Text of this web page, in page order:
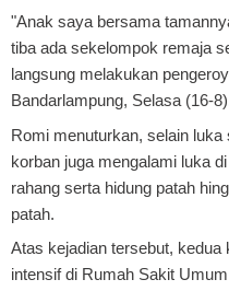
"Anak saya bersama
tiba ada sekelompok remaja
langsung melakukan
Bandarlampung, Selasa (16-
Romi menuturkan, selain
korban juga mengalami luka
rahang serta hidung patah
patah.
Atas kejadian tersebut, kedua
intensif di Rumah Sakit